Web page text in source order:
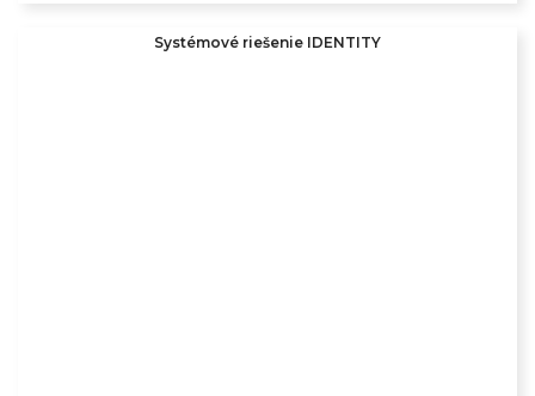
Systémové riešenie IDENTITY